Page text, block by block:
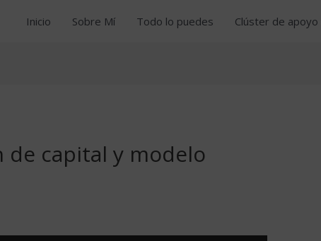
Inicio Sobre Mí Todo lo puedes Clúster de
de capital y modelo